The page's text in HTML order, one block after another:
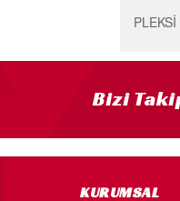
Bizi
KURUMSAL